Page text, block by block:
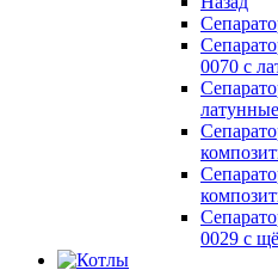
0070 с
0029 с